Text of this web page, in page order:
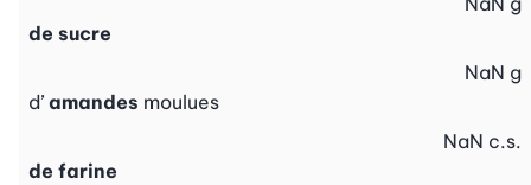
de sucre
d’ amandes moulues
NaN g
de farine
NaN c.s.